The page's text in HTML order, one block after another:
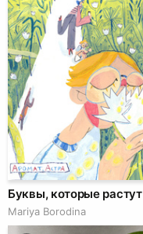
Буквы, которые растут
Mariya Borodina